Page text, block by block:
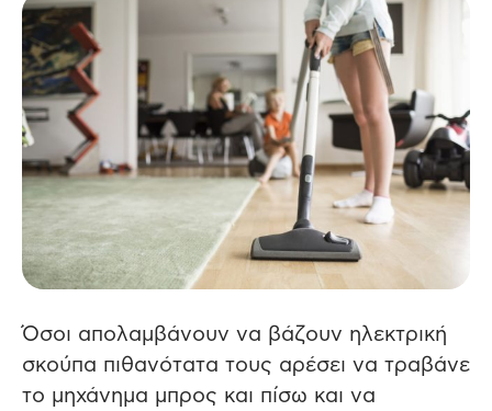
Όσοι απολαμβάνουν να βάζουν ηλεκτρική
σκούπα πιθανότατα τους αρέσει να τραβάνε
το μηχάνημα μπρος και πίσω και να